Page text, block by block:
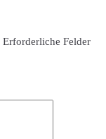
Erforderliche Felder